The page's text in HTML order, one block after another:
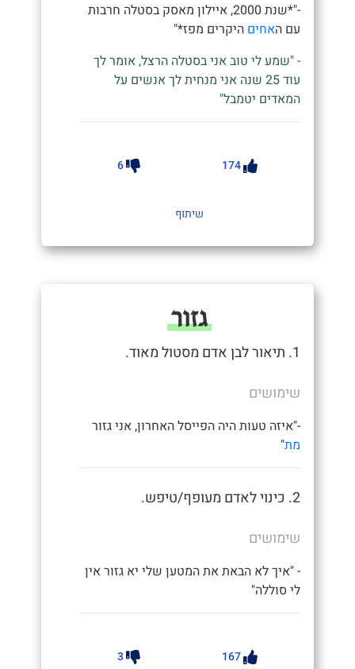
-"*שנת 2000, איילון מאסק בסטלה חרבות
עם האחים היקרים מפז*"
- "שמע לי טוב אני בסטלה הרצל, אומר לך
עוד 25 שנה אני מנחית לך אנשים על
המאדים יטמבל"
174
6
שיתוף
גזור
1. תיאור לבן אדם מסטול מאוד.
שימושים
-"איזה טעות היה הפייסל האחרון, אני גזור
מת"
2. כינוי לאדם מעופף/טיפש.
שימושים
- "איך לא הבאת את המטען שלי יא גזור אין
לי סוללה"
167
3